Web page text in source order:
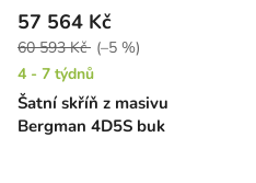
Šatní skříň z masivu
Bergman 4D5S buk
57 564 Kč
60 593 Kč (–5 %)
4 - 7 týdnů